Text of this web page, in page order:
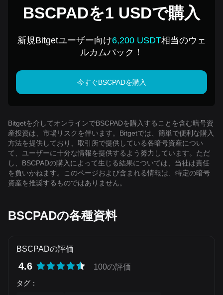
BSCPADを1 USDで購入
新規Bitgetユーザー向け6,200 USDT相当のウェ
ルカムパック！
今すぐBSCPADを購入
Bitgetを介してオンラインでBSCPADを購入することを含む暗号資
産投資は、市場リスクを伴います。Bitgetでは、簡単で便利な購入
方法を提供しており、取引所で提供している各暗号資産につい
て、ユーザーに十分な情報を提供するよう努力しています。ただ
し、BSCPADの購入によって生じる結果については、当社は責任
を負いかねます。このページおよび含まれる情報は、特定の暗号
資産を推奨するものではありません。
BSCPADの各種資料
BSCPADの評価
4.6 100の評価
タグ ：